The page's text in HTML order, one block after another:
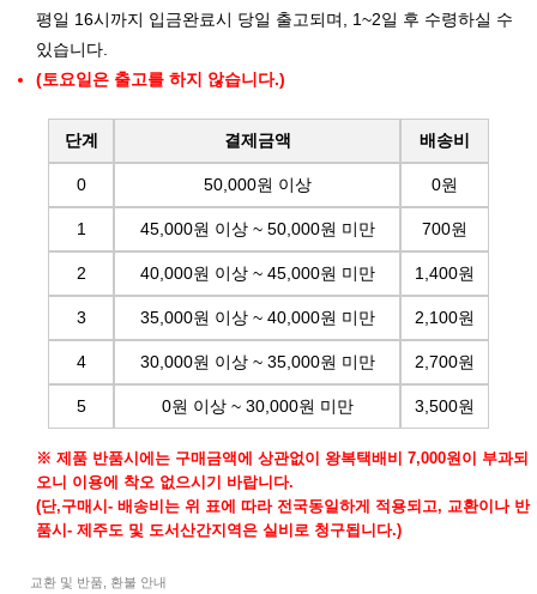
평일 16시까지 입금완료시 당일 출고되며, 1~2일 후 수령하실 수
있습니다.
(토요일은 출고를 하지 않습니다.)
단계 결제금액 배송비
0 50,000원 이상 0원
1 45,000원 이상 ~ 50,000원 미만 700원
2 40,000원 이상 ~ 45,000원 미만 1,400원
3 35,000원 이상 ~ 40,000원 미만 2,100원
4 30,000원 이상 ~ 35,000원 미만 2,700원
5 0원 이상 ~ 30,000원 미만 3,500원
※ 제품 반품시에는 구매금액에 상관없이 왕복택배비 7,000원이 부과되
오니 이용에 착오 없으시기 바랍니다.
(단,구매시- 배송비는 위 표에 따라 전국동일하게 적용되고, 교환이나 반
품시- 제주도 및 도서산간지역은 실비로 청구됩니다.)
교환 및 반품, 환불 안내